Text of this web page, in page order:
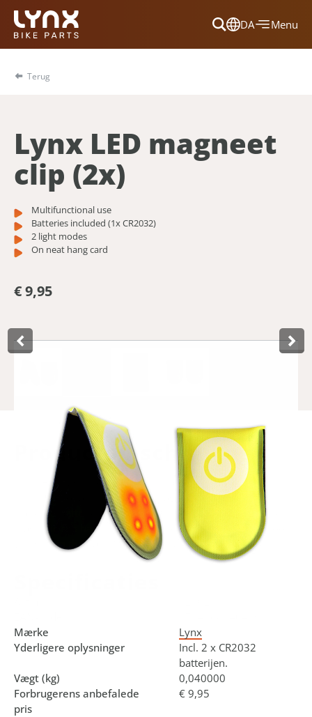
DA
Dansk
Nederlands
Menu
Terug
Lynx LED magneet
clip (2x)
Multifunctional use
Batteries included (1x CR2032)
2 light modes
On neat hang card
€ 9,95
Product­omschrijving
This LED magnet clip by Lynx, 2 pieces, is suitable for
multifunctional use. The LED magnetic clip works on
standard batteries, which are included (1x CR2032). The
magnetic clip has 2 light modes, on and flashing, for good
visibility in the dark. Supplied on a neat hang card.
Mærke
Lynx
Yderligere oplysninger
Incl. 2 x CR2032
batterijen.
Vægt (kg)
0,040000
Forbrugerens anbefalede
pris
€ 9,95